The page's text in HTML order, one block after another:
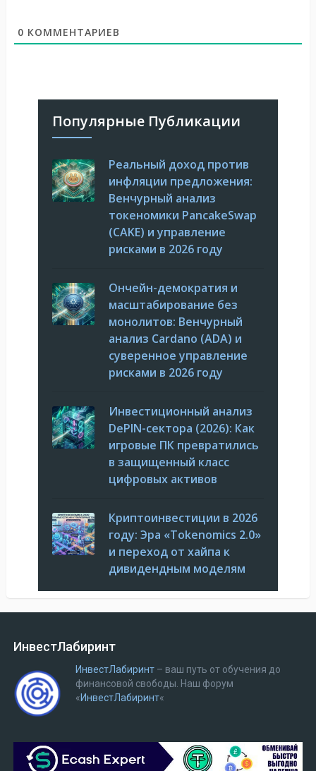
0 КОММЕНТАРИЕВ
Популярные Публикации
Реальный доход против
инфляции предложения:
Венчурный анализ
токеномики PancakeSwap
(CAKE) и управление
рисками в 2026 году
Ончейн-демократия и
масштабирование без
монолитов: Венчурный
анализ Cardano (ADA) и
суверенное управление
рисками в 2026 году
Инвестиционный анализ
DePIN-сектора (2026): Как
игровые ПК превратились
в защищенный класс
цифровых активов
Криптоинвестиции в 2026
году: Эра «Tokenomics 2.0»
и переход от хайпа к
дивидендным моделям
ИнвестЛабиринт
ИнвестЛабиринт– ваш путь от обучения до
финансовой свободы. Наш форум
«ИнвестЛабиринт«